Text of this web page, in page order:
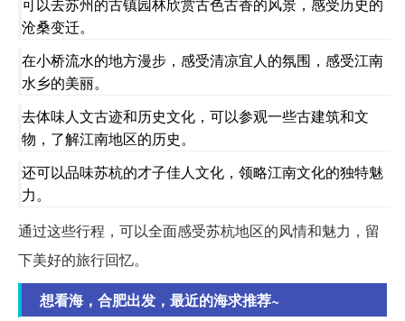
沧桑变迁。
在小桥流水的地方漫步，感受清凉宜人的氛围，感受江南
水乡的美丽。
去体味人文古迹和历史文化，可以参观一些古建筑和文
物，了解江南地区的历史。
还可以品味苏杭的才子佳人文化，领略江南文化的独特魅
力。
通过这些行程，可以全面感受苏杭地区的风情和魅力，留
下美好的旅行回忆。
想看海，合肥出发，最近的海求推荐~